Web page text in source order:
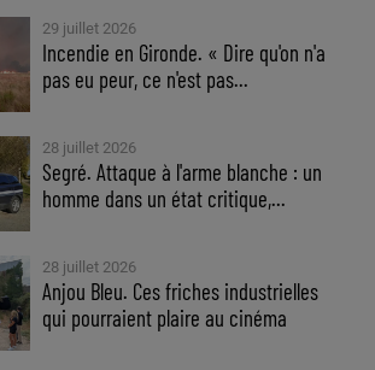
29 juillet 2026
Incendie en Gironde. « Dire qu'on n'a
pas eu peur, ce n'est pas...
28 juillet 2026
Segré. Attaque à l'arme blanche : un
homme dans un état critique,...
28 juillet 2026
Anjou Bleu. Ces friches industrielles
qui pourraient plaire au cinéma